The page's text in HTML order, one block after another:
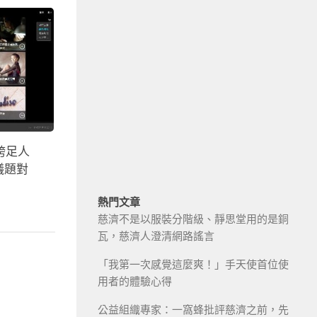
足人
題對
熱門文章
慈濟不是以服裝分階級、靜思堂用的是銅
瓦，慈濟人澄清網路謠言
「我第一次感覺這麼爽！」手天使首位使
用者的體驗心得
公益組織專家：一窩蜂批評慈濟之前，先